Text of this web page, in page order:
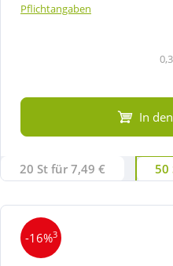
Pflichtangaben
In
20 St für 7,49 € 50
-16%3